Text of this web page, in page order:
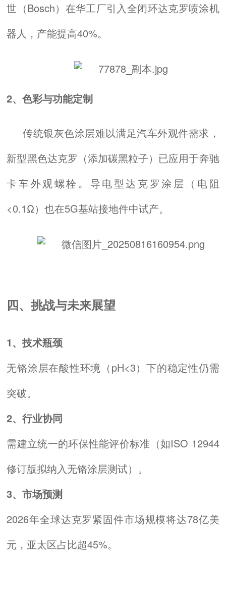
世（Bosch）在华工厂引入全闭环达克罗喷涂机
器人，产能提高40%。
2、色彩与功能定制
传统银灰色涂层难以满足汽车外观件需求，
新型黑色达克罗（添加碳黑粒子）已应用于奔驰
卡车外观螺栓。导电型达克罗涂层（电阻
<0.1Ω）也在5G基站接地件中试产。
四、挑战与未来展望
1、技术瓶颈
无铬涂层在酸性环境（pH<3）下的稳定性仍需
突破。
2、行业协同
需建立统一的环保性能评价标准（如ISO 12944
修订版拟纳入无铬涂层测试）。
3、市场预测
2026年全球达克罗紧固件市场规模将达78亿美
元，亚太区占比超45%。